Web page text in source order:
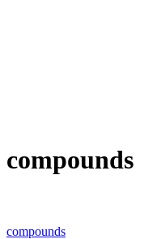
compounds
compounds